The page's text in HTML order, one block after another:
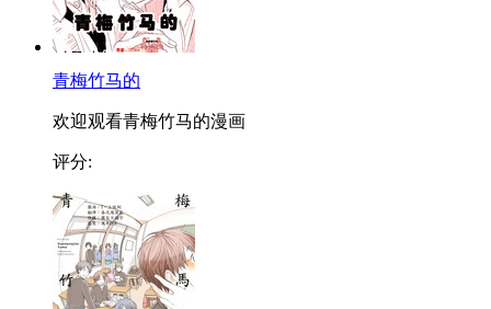
青梅竹马的
欢迎观看青梅竹马的漫画
评分: